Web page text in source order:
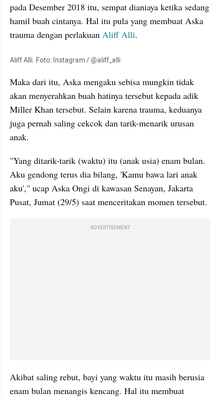
pada Desember 2018 itu, sempat dianiaya ketika sedang
hamil buah cintanya. Hal itu pula yang membuat Aska
trauma dengan perlakuan Aliff Alli.
Aliff Alli. Foto: Instagram / @aliff_alli
Maka dari itu, Aska mengaku sebisa mungkin tidak
akan menyerahkan buah hatinya tersebut kepada adik
Miller Khan tersebut. Selain karena trauma, keduanya
juga pernah saling cekcok dan tarik-menarik urusan
anak.
"Yang ditarik-tarik (waktu) itu (anak usia) enam bulan.
Aku gendong terus dia bilang, 'Kamu bawa lari anak
aku'," ucap Aska Ongi di kawasan Senayan, Jakarta
Pusat, Jumat (29/5) saat menceritakan momen tersebut.
ADVERTISEMENT
Akibat saling rebut, bayi yang waktu itu masih berusia
enam bulan menangis kencang. Hal itu membuat